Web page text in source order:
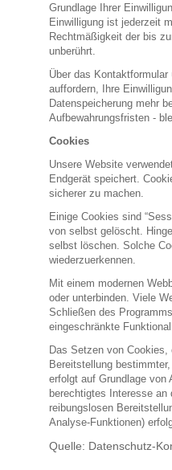
Grundlage Ihrer
Einwilligung ist jederzeit
Rechtmäßigkeit der bis
unberührt.
Über das
auffordern, Ihre
Datenspeicherung mehr
Aufbewahrungsfristen -
Cookies
Unsere Website
Endgerät speichert.
sicherer zu machen.
Einige Cookies sind
von selbst gelöscht.
selbst löschen. Solche
wiederzuerkennen.
Mit einem modernen
oder unterbinden. Viele
Schließen des
eingeschränkte
Das Setzen von Cookies,
Bereitstellung
erfolgt auf Grundlage
berechtigtes Interesse an
reibungslosen
Analyse-Funktionen)
Quelle: Datenschutz-